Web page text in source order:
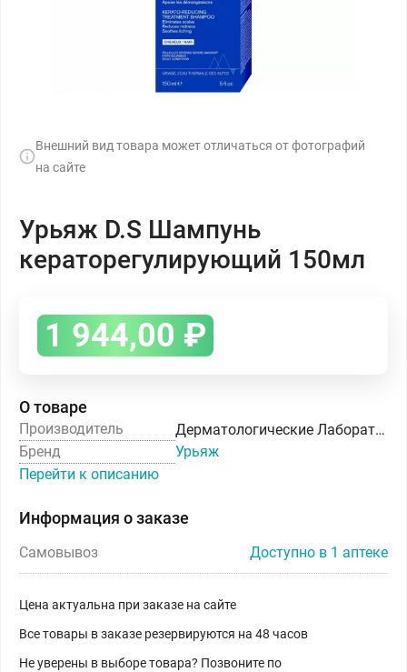
Внешний вид товара может отличаться от фотографий
на сайте
Урьяж D.S Шампунь
кераторегулирующий 150мл
1 944,00 ₽
О товаре
Производитель
Дерматологические Лаборатории УРЬЯЖ
Бренд
Урьяж
Перейти к описанию
Информация о заказе
Самовывоз Доступно в 1 аптеке
Цена актуальна при заказе на сайте
Все товары в заказе резервируются на 48 часов
Не уверены в выборе товара? Позвоните по